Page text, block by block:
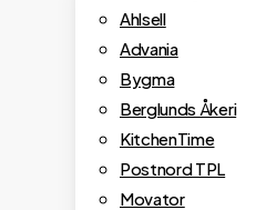
Ahlsell
Advania
Bygma
Berglunds Åkeri
KitchenTime
Postnord TPL
Movator